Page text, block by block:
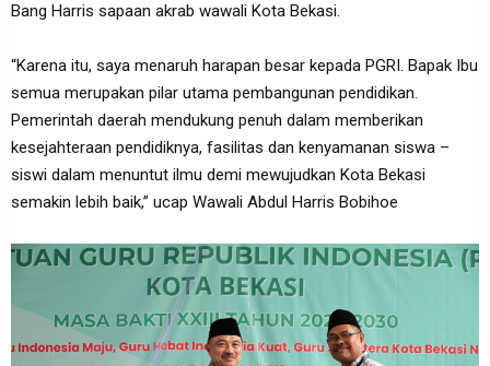
Bang Harris sapaan akrab wawali Kota Bekasi.
“Karena itu, saya menaruh harapan besar kepada PGRI. Bapak Ibu
semua merupakan pilar utama pembangunan pendidikan.
Pemerintah daerah mendukung penuh dalam memberikan
kesejahteraan pendidiknya, fasilitas dan kenyamanan siswa –
siswi dalam menuntut ilmu demi mewujudkan Kota Bekasi
semakin lebih baik,” ucap Wawali Abdul Harris Bobihoe